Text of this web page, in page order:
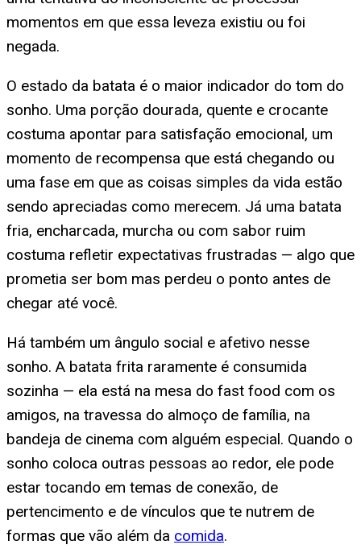
momentos em que essa leveza existiu ou foi
negada.
O estado da batata é o maior indicador do tom do
sonho. Uma porção dourada, quente e crocante
costuma apontar para satisfação emocional, um
momento de recompensa que está chegando ou
uma fase em que as coisas simples da vida estão
sendo apreciadas como merecem. Já uma batata
fria, encharcada, murcha ou com sabor ruim
costuma refletir expectativas frustradas — algo que
prometia ser bom mas perdeu o ponto antes de
chegar até você.
Há também um ângulo social e afetivo nesse
sonho. A batata frita raramente é consumida
sozinha — ela está na mesa do fast food com os
amigos, na travessa do almoço de família, na
bandeja de cinema com alguém especial. Quando o
sonho coloca outras pessoas ao redor, ele pode
estar tocando em temas de conexão, de
pertencimento e de vínculos que te nutrem de
formas que vão além da comida.